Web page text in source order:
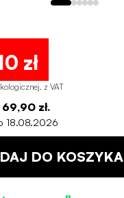
zł
. z VAT
zł.
18.08.2026
DO KOSZYKA